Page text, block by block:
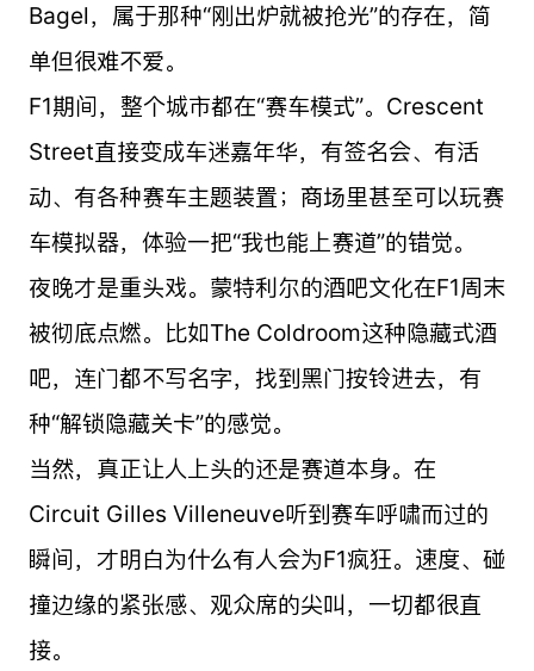
Bagel，属于那种“刚出炉就被抢光”的存在，简
单但很难不爱。
F1期间，整个城市都在“赛车模式”。Crescent
Street直接变成车迷嘉年华，有签名会、有活
动、有各种赛车主题装置；商场里甚至可以玩赛
车模拟器，体验一把“我也能上赛道”的错觉。
夜晚才是重头戏。蒙特利尔的酒吧文化在F1周末
被彻底点燃。比如The Coldroom这种隐藏式酒
吧，连门都不写名字，找到黑门按铃进去，有
种“解锁隐藏关卡”的感觉。
当然，真正让人上头的还是赛道本身。在
Circuit Gilles Villeneuve听到赛车呼啸而过的
瞬间，才明白为什么有人会为F1疯狂。速度、碰
撞边缘的紧张感、观众席的尖叫，一切都很直
接。